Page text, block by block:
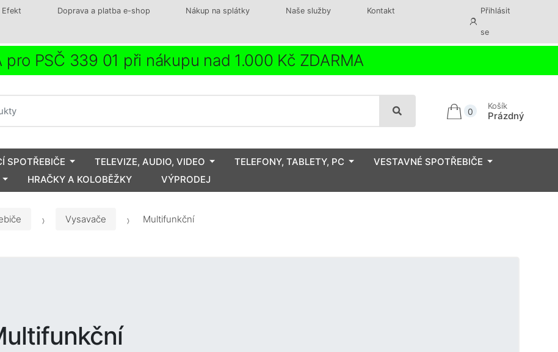
Doprava a platba e-shop Nákup na splátky Naše služby Kontakt Přihlásit
se
pro PSČ 339 01 při nákupu nad 1.000 Kč ZDARMA
0
Košík
Prázdný
SPOTŘEBIČE TELEVIZE, AUDIO, VIDEO TELEFONY, TABLETY, PC
VESTAVNÉ SPOTŘEBIČE
HRAČKY A KOLOBĚŽKY VÝPRODEJ
Vysavače Multifunkční